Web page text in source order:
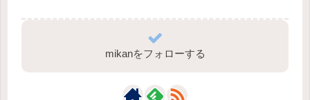
mikanをフォローする